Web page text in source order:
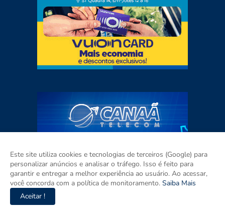
Este site utiliza cookies e tecnologias de terceiros (Google) para
personalizar anúncios e analisar o tráfego. Isso é feito para
garantir e entregar a melhor experiência ao usuário. Ao acessar,
você concorda com a política de monitoramento. Saiba Mais
Aceitar !